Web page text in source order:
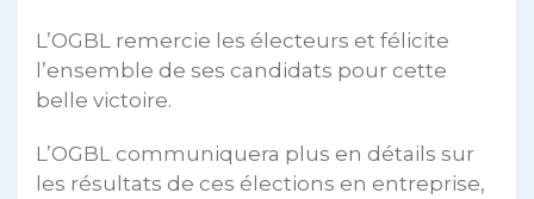
L’OGBL remercie les électeurs et félicite
l’ensemble de ses candidats pour cette
belle victoire.
L’OGBL communiquera plus en détails sur
les résultats de ces élections en entreprise,